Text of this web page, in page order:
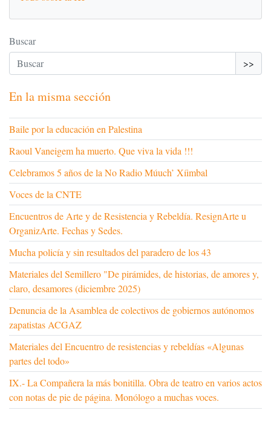
Buscar
>>
En la misma sección
Baile por la educación en Palestina
Raoul Vaneigem ha muerto. Que viva la vida !!!
Celebramos 5 años de la No Radio Múuch’ Xíimbal
Voces de la CNTE
Encuentros de Arte y de Resistencia y Rebeldía. ResignArte u
OrganizArte. Fechas y Sedes.
Mucha policía y sin resultados del paradero de los 43
Materiales del Semillero "De pirámides, de historias, de amores y,
claro, desamores (diciembre 2025)
Denuncia de la Asamblea de colectivos de gobiernos autónomos
zapatistas ACGAZ
Materiales del Encuentro de resistencias y rebeldías «Algunas
partes del todo»
IX.- La Compañera la más bonitilla. Obra de teatro en varios actos
con notas de pie de página. Monólogo a muchas voces.